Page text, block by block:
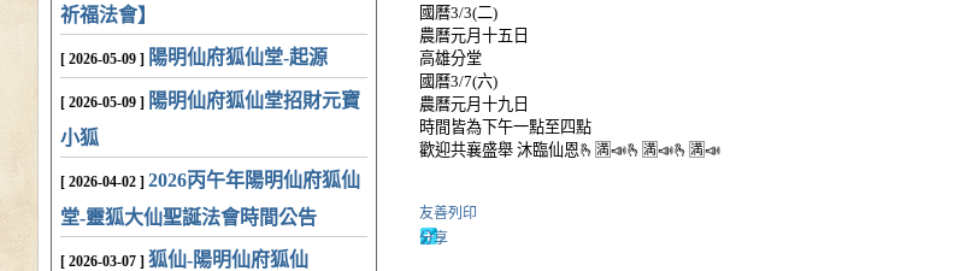
祈福法會】
[ 2026-05-09 ] 陽明仙府狐仙堂-起源
[ 2026-05-09 ] 陽明仙府狐仙堂招財元寶
小狐
[ 2026-04-02 ] 2026丙午年陽明仙府狐仙
堂-靈狐大仙聖誕法會時間公告
[ 2026-03-07 ] 狐仙-陽明仙府狐仙
國曆3/3(二)
農曆元月十五日
高雄分堂
國曆3/7(六)
農曆元月十九日
時間皆為下午一點至四點
歡迎共襄盛舉 沐臨仙恩🫰🈵📣🫰🈵📣🫰🈵📣
友善列印
分享